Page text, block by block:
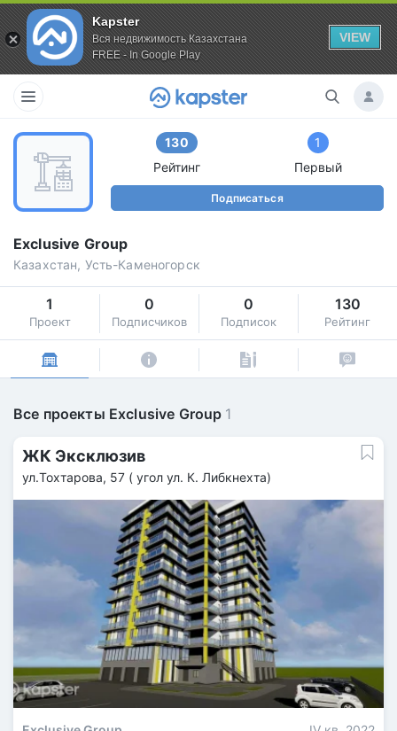
Kapster
Вся недвижимость Казахстана
FREE - In Google Play
VIEW
130
Рейтинг
1
Первый
Подписаться
Exclusive Group
Казахстан, Усть-Каменогорск
1
Проект
0
Подписчиков
0
Подписок
130
Рейтинг
Все проекты Exclusive Group 1
ЖК Эксклюзив
ул.Тохтарова, 57 ( угол ул. К. Либкнехта)